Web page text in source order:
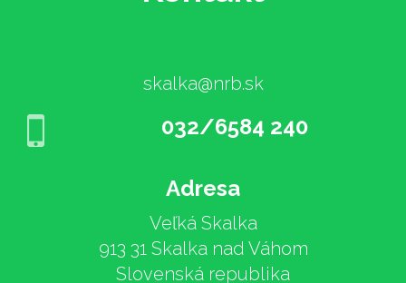
skalka@nrb.sk
032/6584 240
Adresa
Veľká Skalka
913 31 Skalka nad Váhom
Slovenská republika